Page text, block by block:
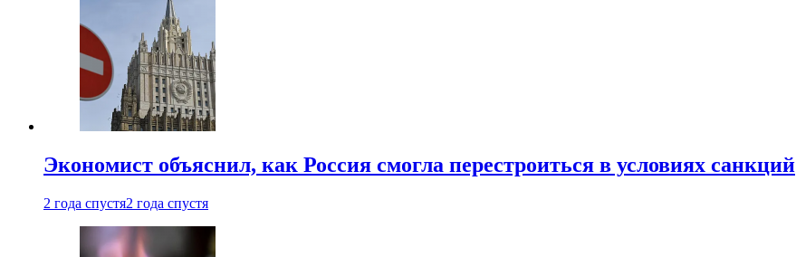
Экономист объяснил, как Россия смогла перестроиться в условиях санкций
2 года спустя2 года спустя